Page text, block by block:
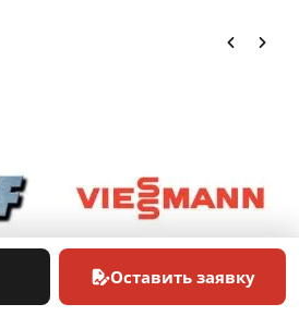
Оставить заявку